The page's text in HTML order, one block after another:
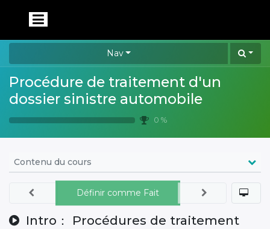
Nav
Procédure de traitement d'un
dossier sinistre automobile
0 %
Contenu du cours
Intro： Procédures de traitement
Définir comme Fait